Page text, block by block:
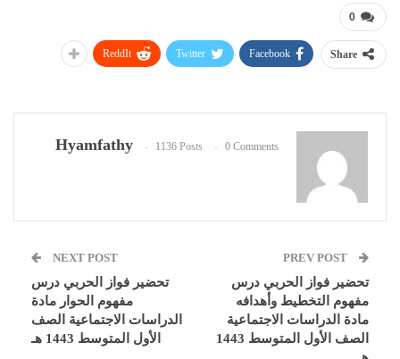
0
Share
Facebook
Twitter
ReddIt
Hyamfathy 1136 Posts 0 Comments
تحضير فواز الحربي درس
مفهوم التخطيط وأهدافه
مادة الدراسات الاجتماعية
الصف الأول المتوسط 1443
NEXT POST
تحضير فواز الحربي درس
مفهوم الحوار مادة
الدراسات الاجتماعية الصف
الأول المتوسط 1443 هـ